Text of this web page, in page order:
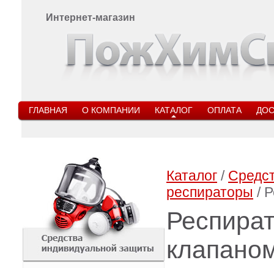
Интернет-магазин
ГЛАВНАЯ О КОМПАНИИ КАТАЛОГ ОПЛАТА
Каталог /
респираторы /